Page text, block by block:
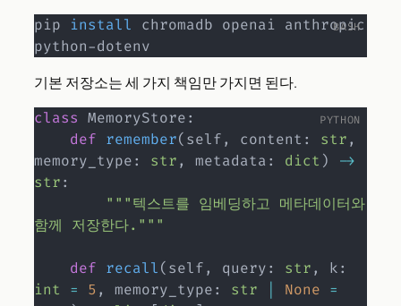
pip install chromadb openai anthropic
python-dotenv
기본 저장소는 세 가지 책임만 가지면 된다.
class MemoryStore:
def remember(self, content : str,
memory_type: str, metadata: dict ) ->
str:
"""텍스트를 임베딩하고 메타데이터와
함께 저장한다."""
def recall(self, query: str, k:
int
= 5 , memory_type: str None =